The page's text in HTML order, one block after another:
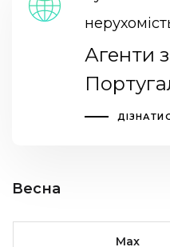
Агенти
Весна
Max